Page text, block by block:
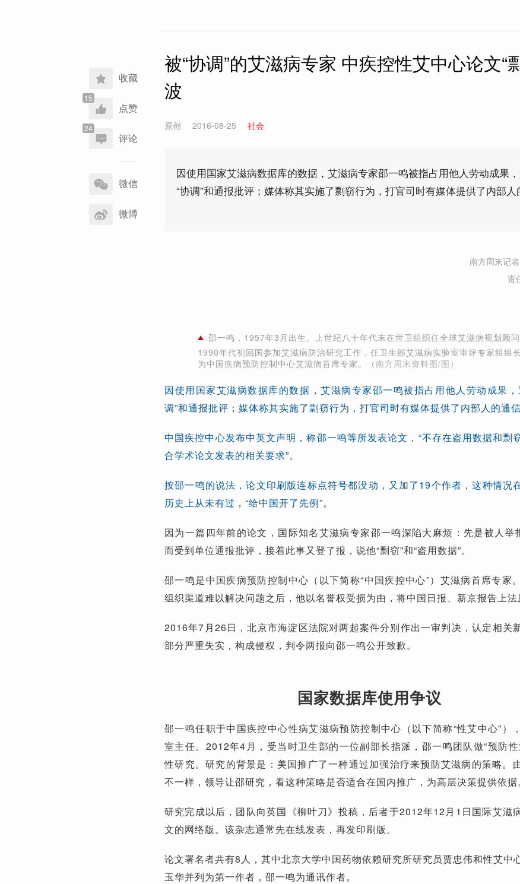
收藏
点赞
评论
享
到
微信
微博
被“协调”的艾滋病专家 中疾控性艾中心论文“
波
原创 2016-08-25 社会
因使用国家艾滋病数据库的数据，艾滋病专家邵一鸣被指占用他人劳动成果
“协调”和通报批评；媒体称其实施了剽窃行为，打官司时有媒体提供了内部人
南方周末记
责
邵一鸣，1957年3月出生。上世纪八十年代末在世卫组织任全球艾滋病规划顾问
1990年代初回国参加艾滋病防治研究工作，任卫生部艾滋病实验室审评专家组组
为中国疾病预防控制中心艾滋病首席专家。
（南方周末资料图/图）
因使用国家艾滋病数据库的数据，艾滋病专家邵一鸣被指占用他人劳动成果，
调”和通报批评；媒体称其实施了剽窃行为，打官司时有媒体提供了内部人的通信
中国疾控中心发布中英文声明，称邵一鸣等所发表论文，“不存在盗用数据和剽
合学术论文发表的相关要求”。
按邵一鸣的说法，论文印刷版连标点符号都没动，又加了19个作者，这种情况
历史上从未有过，“给中国开了先例”。
因为一篇四年前的论文，国际知名艾滋病专家邵一鸣深陷大麻烦：先是被人举
而受到单位通报批评，接着此事又登了报，说他“剽窃”和“盗用数据”。
邵一鸣是中国疾病预防控制中心（以下简称“中国疾控中心”）艾滋病首席专家
组织渠道难以解决问题之后，他以名誉权受损为由，将中国日报、新京报告上法
2016年7月26日，北京市海淀区法院对两起案件分别作出一审判决，认定相关
部分严重失实，构成侵权，判令两报向邵一鸣公开致歉。
国家数据库使用争议
邵一鸣任职于中国疾控中心性病艾滋病预防控制中心（以下简称“性艾中心”）
室主任。2012年4月，受当时卫生部的一位副部长指派，邵一鸣团队做“预防
性研究。研究的背景是：美国推广了一种通过加强治疗来预防艾滋病的策略。
不一样，领导让邵研究，看这种策略是否适合在国内推广，为高层决策提供依据
研究完成以后，团队向英国《柳叶刀》投稿，后者于2012年12月1日国际艾滋
文的网络版。该杂志通常先在线发表，再发印刷版。
论文署名者共有8人，其中北京大学中国药物依赖研究所研究员贾忠伟和性艾中
玉华并列为第一作者，邵一鸣为通讯作者。